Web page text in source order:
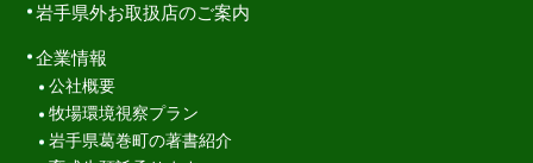
岩手県外お取扱店のご案内
企業情報
公社概要
牧場環境視察プラン
岩手県葛巻町の著書紹介